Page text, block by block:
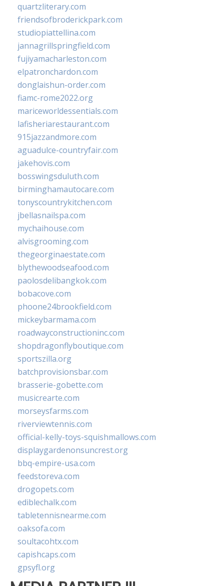
quartzliterary.com
friendsofbroderickpark.com
studiopiattellina.com
jannagrillspringfield.com
fujiyamacharleston.com
elpatronchardon.com
donglaishun-order.com
fiamc-rome2022.org
mariceworldessentials.com
lafisheriarestaurant.com
915jazzandmore.com
aguadulce-countryfair.com
jakehovis.com
bosswingsduluth.com
birminghamautocare.com
tonyscountrykitchen.com
jbellasnailspa.com
mychaihouse.com
alvisgrooming.com
thegeorginaestate.com
blythewoodseafood.com
paolosdelibangkok.com
bobacove.com
phoone24brookfield.com
mickeybarmama.com
roadwayconstructioninc.com
shopdragonflyboutique.com
sportszilla.org
batchprovisionsbar.com
brasserie-gobette.com
musicrearte.com
morseysfarms.com
riverviewtennis.com
official-kelly-toys-squishmallows.com
displaygardenonsuncrest.org
bbq-empire-usa.com
feedstoreva.com
drogopets.com
ediblechalk.com
tabletennisnearme.com
oaksofa.com
soultacohtx.com
capishcaps.com
gpsyfl.org